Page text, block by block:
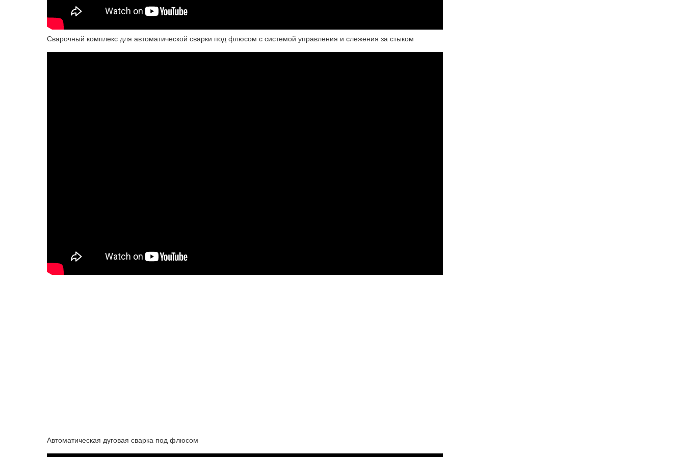
Сварочный комплекс для автоматической сварки под флюсом с системой управления и слежения за стыком
Автоматическая дуговая сварка под флюсом